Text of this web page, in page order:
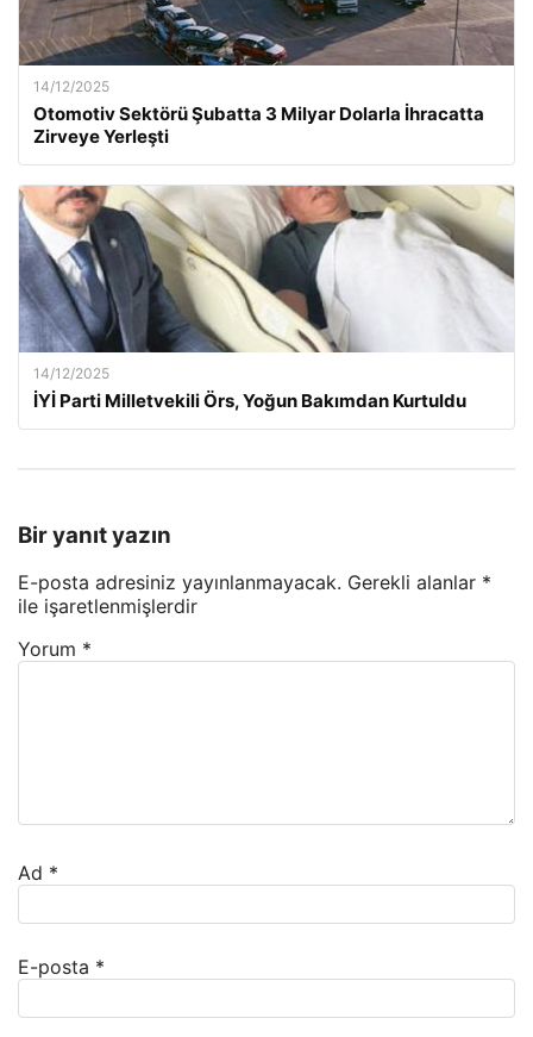
14/12/2025
Otomotiv Sektörü Şubatta 3 Milyar Dolarla İhracatta
Zirveye Yerleşti
14/12/2025
İYİ Parti Milletvekili Örs, Yoğun Bakımdan Kurtuldu
Bir yanıt yazın
E-posta adresiniz yayınlanmayacak. Gerekli alanlar *
ile işaretlenmişlerdir
Yorum *
Ad *
E-posta *